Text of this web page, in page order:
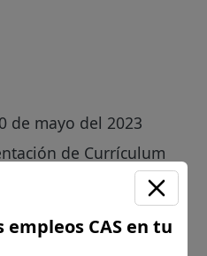
de mayo del 2023
de Currículum
de Partes de la
la Oficina de
el primer piso de la
Chontabamba, en
empleos CAS en tu